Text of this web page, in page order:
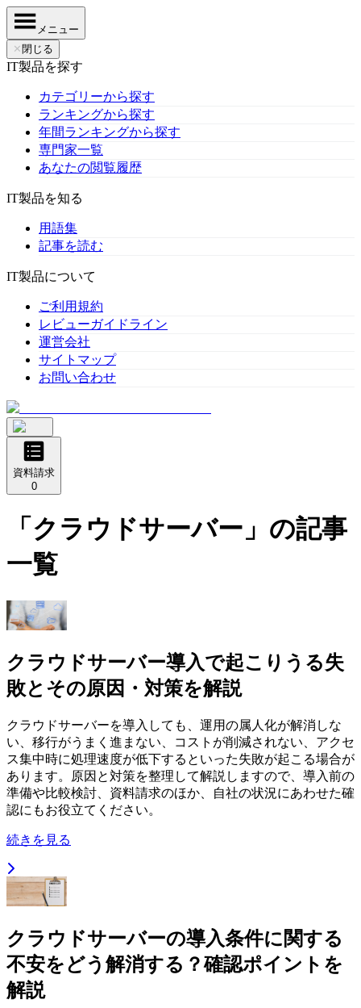
メニュー
✕ 閉じる
IT製品を探す
カテゴリーから探す
ランキングから探す
年間ランキングから探す
専門家一覧
あなたの閲覧履歴
IT製品を知る
用語集
記事を読む
IT製品について
ご利用規約
レビューガイドライン
運営会社
サイトマップ
お問い合わせ
資料請求
0
「 クラウドサーバー 」の記事
一覧
クラウドサーバー導入で起こりうる失
敗とその原因・対策を解説
クラウドサーバーを導入しても、運用の属人化が解消しな
い、移行がうまく進まない、コストが削減されない、アクセ
ス集中時に処理速度が低下するといった失敗が起こる場合が
あります。原因と対策を整理して解説しますので、導入前の
準備や比較検討、資料請求のほか、自社の状況にあわせた確
認にもお役立てください。
続きを見る
クラウドサーバーの導入条件に関する
不安をどう解消する？確認ポイントを
解説